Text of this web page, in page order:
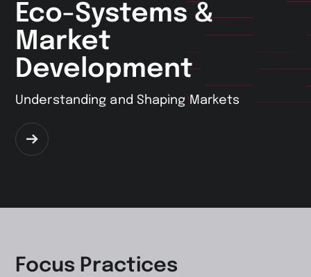
Eco-Systems &
Market
Development
Understanding and Shaping Markets
Zum
Focus Practices